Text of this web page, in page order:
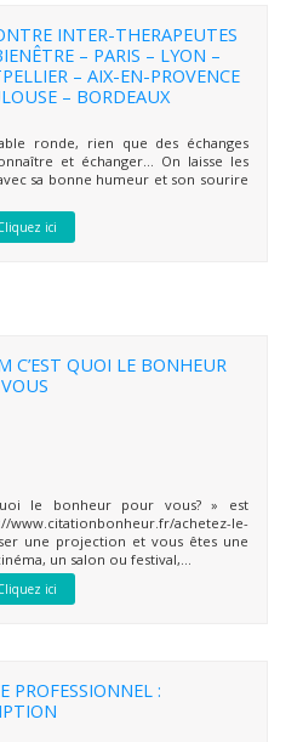
INTER-THERAPEUTES
– PARIS – LYON –
– AIX-EN-PROVENCE
– BORDEAUX
ronde, rien que des échanges
et échanger… On laisse les
sa bonne humeur et son sourire
ici
C’EST QUOI LE BONHEUR
le bonheur pour vous? » est
achetez-le-
une projection et vous êtes une
un salon ou festival,...
ici
PROFESSIONNEL :